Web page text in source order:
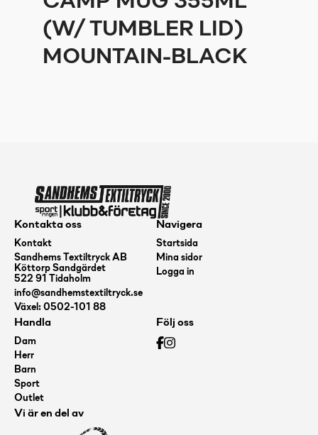
(W/ TUMBLER LID)
MOUNTAIN-BLACK
Kontakta oss
Kontakt
Sandhems Textiltryck AB
Köttorp Sandgärdet
522 91 Tidaholm
info@sandhemstextiltryck.se
Växel: 0502-101 88
Navigera
Startsida
Mina sidor
Logga in
Handla
Dam
Herr
Barn
Sport
Outlet
Följ oss
Vi är en del av